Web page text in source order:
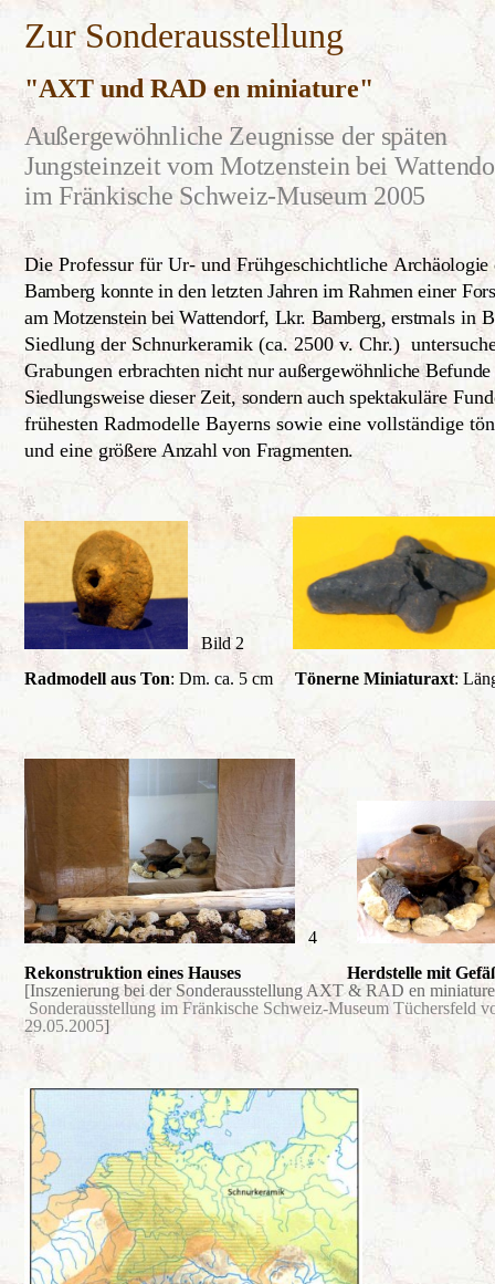
Zur Sonderausstellung
"AXT und RAD en miniature"
Außergewöhnliche Zeugnisse der späten
Jungsteinzeit vom Motzenstein bei
im Fränkische Schweiz-Museum 2005
Die Professur für Ur- und FrühgeschichtlicheArchäologie
Bamberg konnte in den letzten Jahren im Rahmen einer
am Motzenstein bei Wattendorf, Lkr. Bamberg, erstmals in
Siedlung der Schnurkeramik (ca. 2500 v. Chr.)
Grabungen erbrachten nicht nur außergewöhnliche
Siedlungsweise dieser Zeit, sondern auch spektakuläre
frühesten Radmodelle Bayerns sowie eine vollständige
und eine größere Anzahl von Fragmenten.
Bild 2
Radmodell aus Ton: Dm. ca. 5 cm Tönerne Miniaturaxt:
4
Rekonstruktion eines Hauses Herdstelle mit
[Inszenierung bei der Sonderausstellung AXT & RAD en
Sonderausstellung im Fränkische Schweiz-Museum Tüchersfeld
29.05.2005]